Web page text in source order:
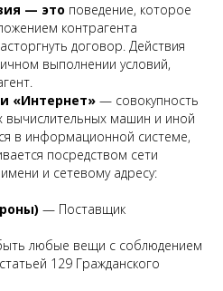
— это поведение, которое
контрагента
договор. Действия
выполнении условий,
«Интернет» — совокупность
вычислительных машин и иной
в информационной системе,
посредством сети
и сетевому адресу:
— Поставщик
любые вещи с соблюдением
129 Гражданского